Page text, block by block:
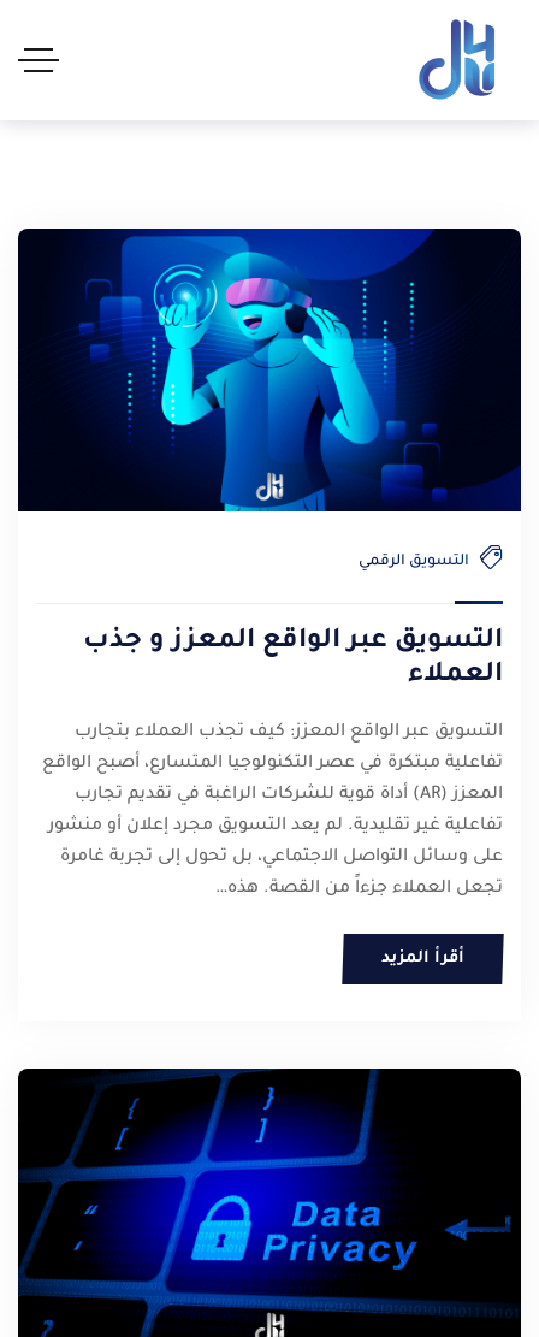
التسويق الرقمي
التسويق عبر الواقع المعزز و جذب
العملاء
التسويق عبر الواقع المعزز: كيف تجذب العملاء بتجارب
تفاعلية مبتكرة في عصر التكنولوجيا المتسارع، أصبح الواقع
المعزز (AR) أداة قوية للشركات الراغبة في تقديم تجارب
تفاعلية غير تقليدية. لم يعد التسويق مجرد إعلان أو منشور
على وسائل التواصل الاجتماعي، بل تحول إلى تجربة غامرة
تجعل العملاء جزءاً من القصة. هذه…
أقرأ المزيد